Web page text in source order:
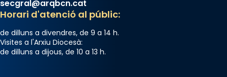
secgral@arqbcn.cat
Horari d'atenció al públic:
de dilluns a divendres, de 9 a 14 h.
Visites a l'Arxiu Diocesà:
de dilluns a dijous, de 10 a 13 h.